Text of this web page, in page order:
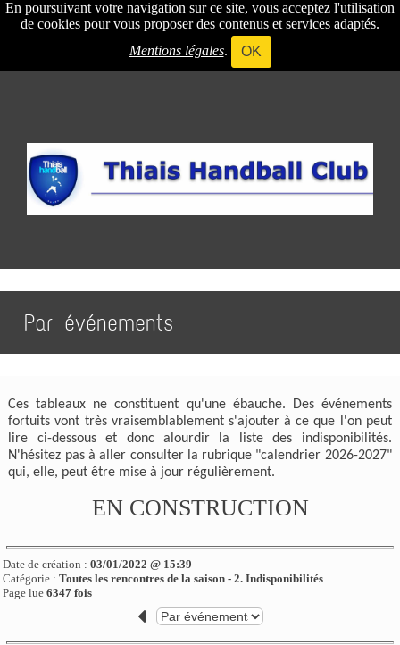
En poursuivant votre navigation sur ce site, vous acceptez l'utilisation
de cookies pour vous proposer des contenus et services adaptés.
Mentions légales. OK
Par événements
Ces tableaux ne constituent qu'une ébauche. Des événements
fortuits vont très vraisemblablement s'ajouter à ce que l'on peut
lire ci-dessous et donc alourdir la liste des indisponibilités.
N'hésitez pas à aller consulter la rubrique "calendrier 2026-2027"
qui, elle, peut être mise à jour régulièrement.
EN CONSTRUCTION
Date de création :03/01/2022 @ 15:39
Catégorie :Toutes les rencontres de la saison - 2. Indisponibilités
Page lue6347 fois